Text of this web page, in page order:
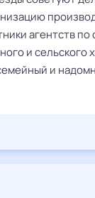
агентств по
и сельского
и